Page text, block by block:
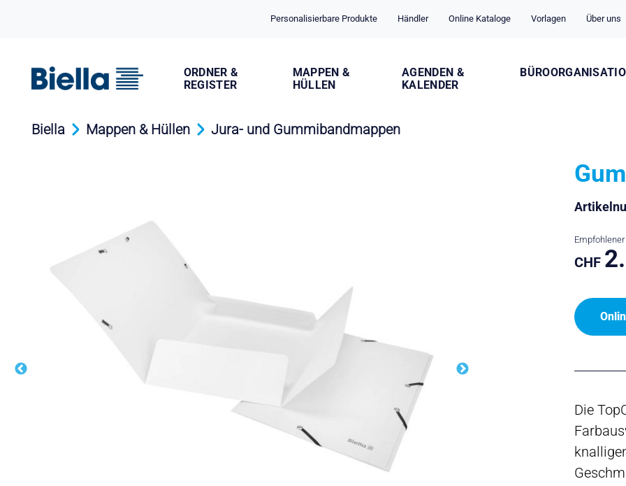
Personalisierbare Produkte Händler Online Kataloge Vorlagen Über uns
ORDNER &
REGISTER
MAPPEN &
HÜLLEN
AGENDEN &
KALENDER
Biella Mappen & Hüllen Jura- und Gummibandmappen
CHF
Die